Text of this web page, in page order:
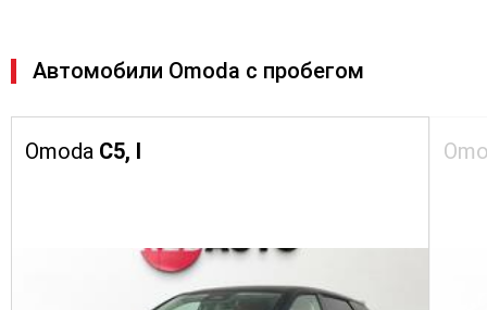
Автомобили Omoda с пробегом
Omoda C5, I